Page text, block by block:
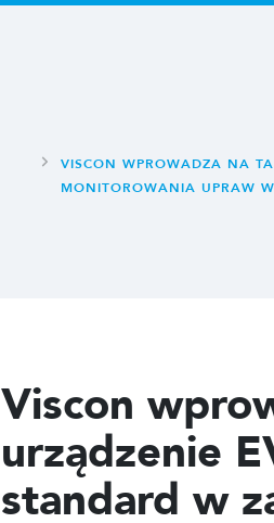
VISCON WPROWADZA NA
MONITOROWANIA UPRAW
Viscon
urządzenie
standard w